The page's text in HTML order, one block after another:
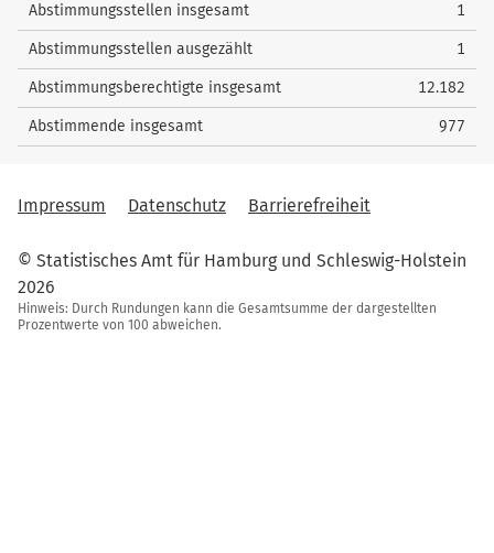
Abstimmungsstellen insgesamt 1
Abstimmungsstellen ausgezählt 1
Abstimmungsberechtigte insgesamt 12.182
Abstimmende insgesamt 977
Impressum Datenschutz Barrierefreiheit
© Statistisches Amt für Hamburg und Schleswig-Holstein
2026
Hinweis: Durch Rundungen kann die Gesamtsumme der dargestellten
Prozentwerte von 100 abweichen.